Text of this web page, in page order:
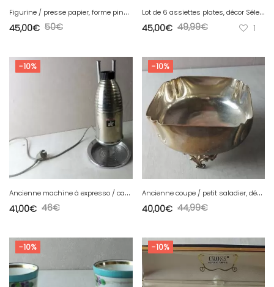
F
igurine / presse papier, forme pingouin / manchot, en cristal de Saint Louis
50€
45,00€
L
ot de 6 assiettes plates, décor Sélestat, en céramique de Sarreguemines
49,99€
45,00€ 1
-10%
A
ncienne machine à expresso / café, lampe, Paluxette, vintage
46€
41,00€
-10%
A
ncienne coupe / petit saladier, décor rocaille, en métal argenté
44,99€
40,00€
-10% -10%